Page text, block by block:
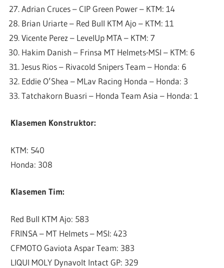
Adrian Cruces – CIP Green Power – KTM: 14
Brian Uriarte – Red Bull KTM Ajo – KTM: 11
Vicente Perez – LevelUp MTA – KTM: 7
Hakim Danish – Frinsa MT Helmets-MSI – KTM: 6
Jesus Rios – Rivacold Snipers Team – Honda: 6
Eddie O’Shea – MLav Racing Honda – Honda: 3
Tatchakorn Buasri – Honda Team Asia – Honda: 1
Klasemen Konstruktor:
KTM: 540
Honda: 308
Klasemen Tim:
Red Bull KTM Ajo: 583
FRINSA – MT Helmets – MSI: 423
CFMOTO Gaviota Aspar Team: 383
LIQUI MOLY Dynavolt Intact GP: 329